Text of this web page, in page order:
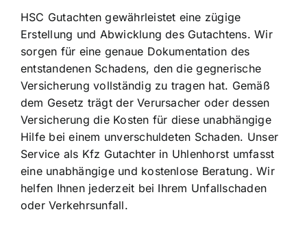
HSC Gutachten gewährleistet eine zügige
Erstellung und Abwicklung des Gutachtens. Wir
sorgen für eine genaue Dokumentation des
entstandenen Schadens, den die gegnerische
Versicherung vollständig zu tragen hat. Gemäß
dem Gesetz trägt der Verursacher oder dessen
Versicherung die Kosten für diese unabhängige
Hilfe bei einem unverschuldeten Schaden. Unser
Service als Kfz Gutachter in Uhlenhorst umfasst
eine unabhängige und kostenlose Beratung. Wir
helfen Ihnen jederzeit bei Ihrem Unfallschaden
oder Verkehrsunfall.